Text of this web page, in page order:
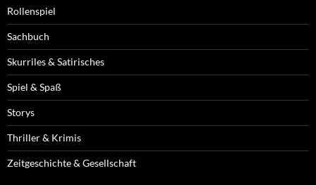
Rollenspiel
Sachbuch
Skurriles & Satirisches
Spiel & Spaß
Storys
Thriller & Krimis
Zeitgeschichte & Gesellschaft